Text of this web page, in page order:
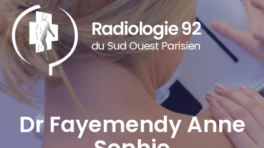
Dr Fayemendy Anne
Panneau de gestion des cookies